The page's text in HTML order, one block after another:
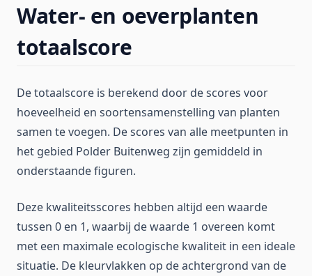
Water- en oeverplanten
totaalscore
De totaalscore is berekend door de scores voor
hoeveelheid en soortensamenstelling van planten
samen te voegen. De scores van alle meetpunten in
het gebied Polder Buitenweg zijn gemiddeld in
onderstaande figuren.
Deze kwaliteitsscores hebben altijd een waarde
tussen 0 en 1, waarbij de waarde 1 overeen komt
met een maximale ecologische kwaliteit in een ideale
situatie. De kleurvlakken op de achtergrond van de